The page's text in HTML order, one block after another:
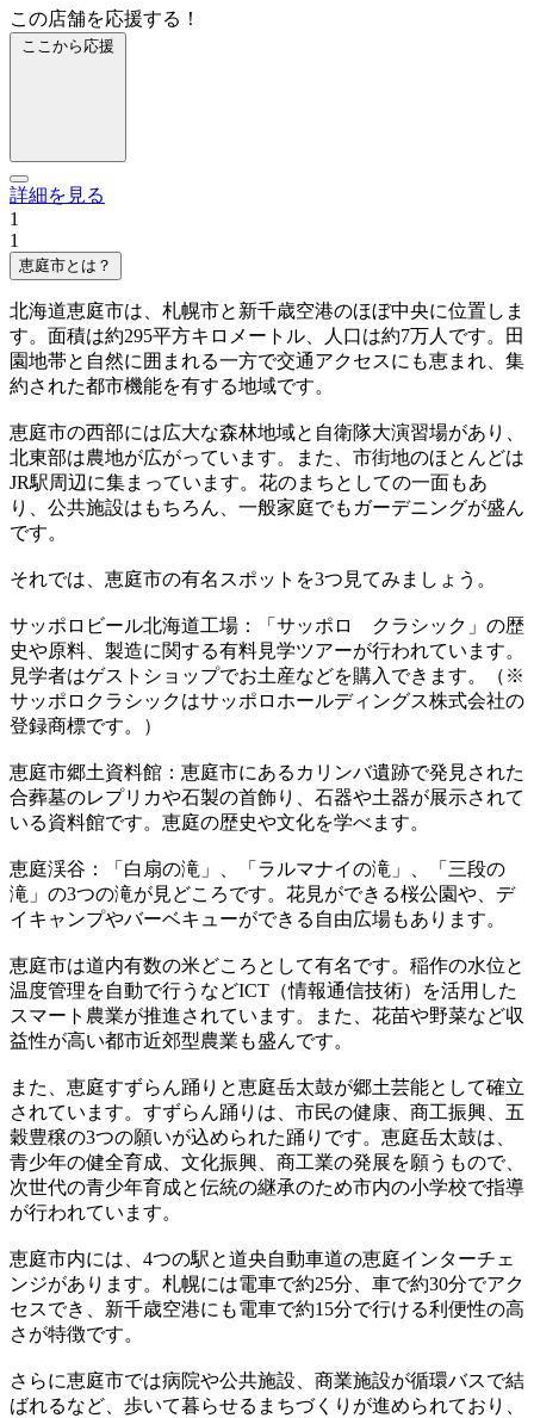
この店舗を応援する！
ここから応援
詳細を見る
1
1
恵庭市とは？
北海道恵庭市は、札幌市と新千歳空港のほぼ中央に位置しま
す。面積は約295平方キロメートル、人口は約7万人です。田
園地帯と自然に囲まれる一方で交通アクセスにも恵まれ、集
約された都市機能を有する地域です。
恵庭市の西部には広大な森林地域と自衛隊大演習場があり、
北東部は農地が広がっています。また、市街地のほとんどは
JR駅周辺に集まっています。花のまちとしての一面もあ
り、公共施設はもちろん、一般家庭でもガーデニングが盛ん
です。
それでは、恵庭市の有名スポットを3つ見てみましょう。
サッポロビール北海道工場：「サッポロ クラシック」の歴
史や原料、製造に関する有料見学ツアーが行われています。
見学者はゲストショップでお土産などを購入できます。（※
サッポロクラシックはサッポロホールディングス株式会社の
登録商標です。）
恵庭市郷土資料館：恵庭市にあるカリンバ遺跡で発見された
合葬墓のレプリカや石製の首飾り、石器や土器が展示されて
いる資料館です。恵庭の歴史や文化を学べます。
恵庭渓谷：「白扇の滝」、「ラルマナイの滝」、「三段の
滝」の3つの滝が見どころです。花見ができる桜公園や、デ
イキャンプやバーベキューができる自由広場もあります。
恵庭市は道内有数の米どころとして有名です。稲作の水位と
温度管理を自動で行うなどICT（情報通信技術）を活用した
スマート農業が推進されています。また、花苗や野菜など収
益性が高い都市近郊型農業も盛んです。
また、恵庭すずらん踊りと恵庭岳太鼓が郷土芸能として確立
されています。すずらん踊りは、市民の健康、商工振興、五
穀豊穣の3つの願いが込められた踊りです。恵庭岳太鼓は、
青少年の健全育成、文化振興、商工業の発展を願うもので、
次世代の青少年育成と伝統の継承のため市内の小学校で指導
が行われています。
恵庭市内には、4つの駅と道央自動車道の恵庭インターチェ
ンジがあります。札幌には電車で約25分、車で約30分でアク
セスでき、新千歳空港にも電車で約15分で行ける利便性の高
さが特徴です。
さらに恵庭市では病院や公共施設、商業施設が循環バスで結
ばれるなど、歩いて暮らせるまちづくりが進められており、